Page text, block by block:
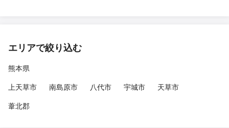
エリアで絞り込む
熊本県
上天草市
南島原市 八代市 宇城市
天草市
葦北郡